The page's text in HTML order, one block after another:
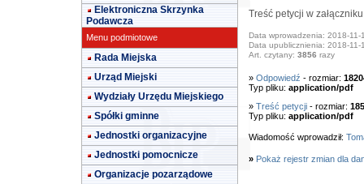
Elektroniczna Skrzynka
Podawcza
Menu podmiotowe
Rada Miejska
Urząd Miejski
Wydziały Urzędu Miejskiego
Spółki gminne
Jednostki organizacyjne
Jednostki pomocnicze
Organizacje pozarządowe
Treść petycji w załączniku
Data wprowadzenia: 2018-11-
Data upublicznienia: 2018-11-
Art. czytany: 3856 razy
» Odpowiedź - rozmiar:
Typ pliku: application/pdf
» Treść petycji- rozmiar:
Typ pliku: application/pdf
Wiadomość wprowadził:
» Pokaż rejestr zmian dla